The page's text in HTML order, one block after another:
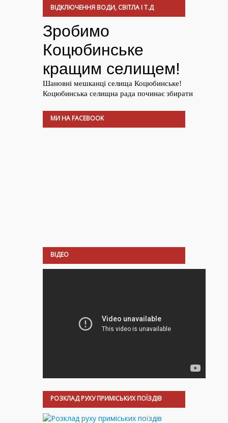
ВІДКЛЮЧЕННЯ ВОДИ, СВІТЛА І Т.Д
МИ НА FACEBOOK
ВІДЕО
РОЗКЛАД РУХУ ПРИМІСЬКИХ ПОЇЗДІВ